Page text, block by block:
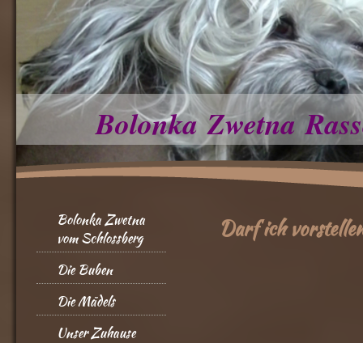
Bolonka Zwetna
Bolonka Zwetna
vom Schlossberg
Die Buben
Die Mädels
Unser Zuhause
Darf ich